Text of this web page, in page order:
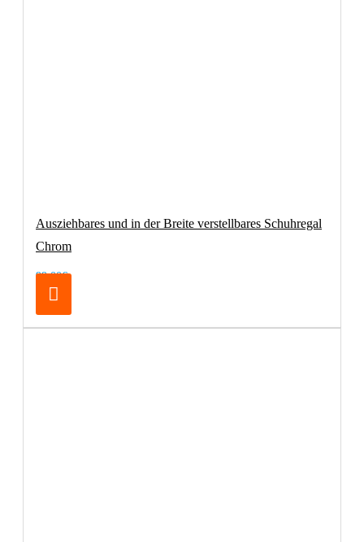
Ausziehbares und in der Breite verstellbares Schuhregal
Chrom
99,00€